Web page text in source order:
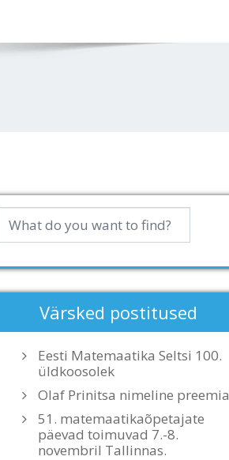
Värsked postitused
Eesti Matemaatika Seltsi 100.
üldkoosolek
Olaf Prinitsa nimeline preemia
51. matemaatikaõpetajate
päevad toimuvad 7.-8.
novembril Tallinnas.